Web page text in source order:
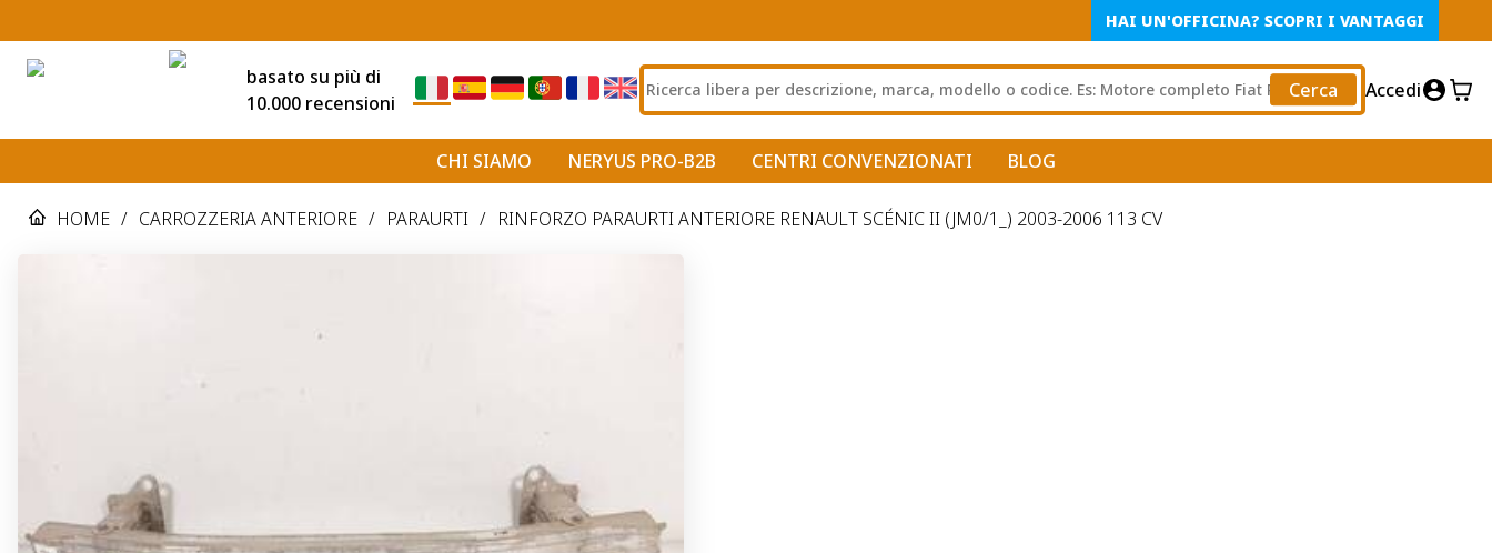
HAI UN'OFFICINA? SCOPRI I VANTAGGI
basato su più di
10.000 recensioni
Cerca Accedi
CHI SIAMO NERYUS PRO-B2B CENTRI CONVENZIONATI BLOG
HOME / CARROZZERIA ANTERIORE / PARAURTI / RINFORZO PARAURTI ANTERIORE RENAULT SCÉNIC II (JM0/1_) 2003-2006 113 CV